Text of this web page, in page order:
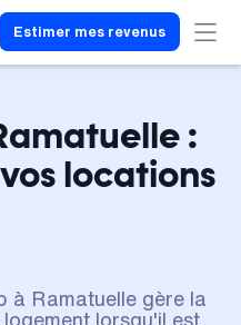
Estimer mes revenus
:
locations
à Ramatuelle gère la
lorsqu'il est